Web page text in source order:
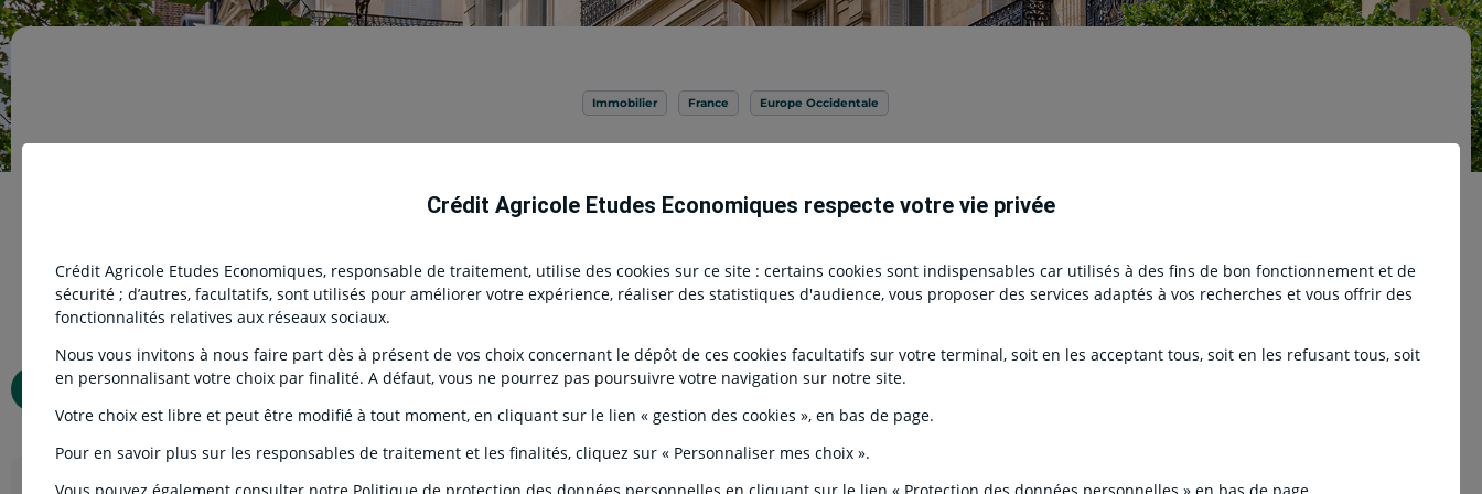
Immobilier France Europe Occidentale
Télécharger l’étude
Citation
Pour les bureaux et les commerces, les développements du numérique
génèrent des marchés à deux vitesses. Ainsi, pour les bureaux en Ile-de-
Crédit Agricole Etudes Economiques respecte votre vie privée
Crédit Agricole Etudes Economiques, responsable de traitement, utilise des cookies sur ce site : certains cookies sont indispensables car utilisés à des fins de bon fonctionnement et de
sécurité ; d’autres, facultatifs, sont utilisés pour améliorer votre expérience, réaliser des statistiques d'audience, vous proposer des services adaptés à vos recherches et vous offrir des
fonctionnalités relatives aux réseaux sociaux.
Nous vous invitons à nous faire part dès à présent de vos choix concernant le dépôt de ces cookies facultatifs sur votre terminal, soit en les acceptant tous, soit en les refusant tous, soit
en personnalisant votre choix par finalité. A défaut, vous ne pourrez pas poursuivre votre navigation sur notre site.
Votre choix est libre et peut être modifié à tout moment, en cliquant sur le lien « gestion des cookies », en bas de page.
Pour en savoir plus sur les responsables de traitement et les finalités, cliquez sur « Personnaliser mes choix ».